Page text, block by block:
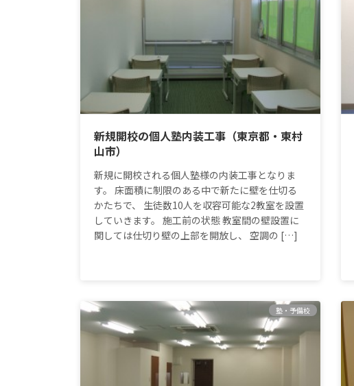
新規開校の個人塾内装工事（東京都・東村
山市）
新規に開校される個人塾様の内装工事となりま
す。 床面積に制限のある中で新たに壁を仕切る
かたちで、 生徒数10人を収容可能な2教室を設置
していきます。 施工前の状態 教室間の壁設置に
関しては仕切り壁の上部を開放し、 空調の […]
塾・予備校